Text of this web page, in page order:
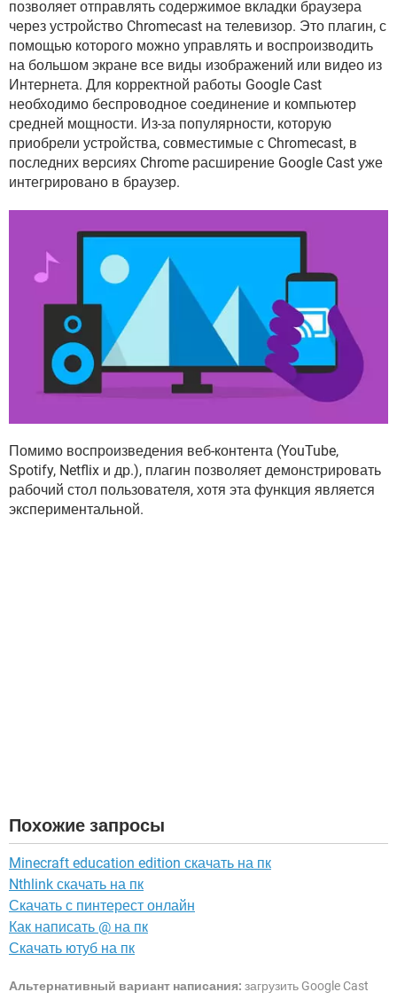
ВИДЕО GOOGLE
YANDEX
позволяет отправлять содержимое вкладки браузера
через устройство Chromecast на телевизор. Это плагин, с
помощью которого можно управлять и воспроизводить
на большом экране все виды изображений или видео из
Интернета. Для корректной работы Google Cast
необходимо беспроводное соединение и компьютер
средней мощности. Из-за популярности, которую
приобрели устройства, совместимые с Chromecast, в
последних версиях Chrome расширение Google Cast уже
интегрировано в браузер.
Помимо воспроизведения веб-контента (YouTube,
Spotify, Netflix и др.), плагин позволяет демонстрировать
рабочий стол пользователя, хотя эта функция является
экспериментальной.
Похожие запросы
Minecraft education edition скачать на пк
Nthlink скачать на пк
Скачать с пинтерест онлайн
Как написать @ на пк
Скачать ютуб на пк
Альтернативный вариант написания: загрузить Google Cast